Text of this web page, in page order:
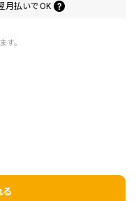
月払いでOK
す。
る